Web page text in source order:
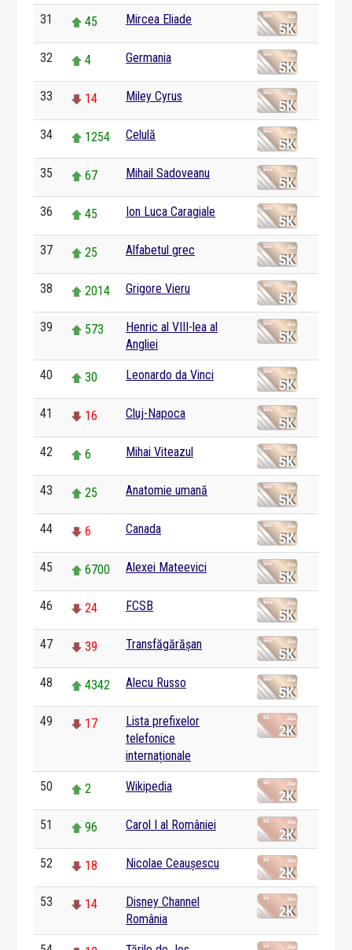
31 45 Mircea Eliade
32 4 Germania
33 14 Miley Cyrus
34 1254 Celulă
35 67 Mihail Sadoveanu
36 45 Ion Luca Caragiale
37 25 Alfabetul grec
38 2014 Grigore Vieru
39 573
Henric al VIII-lea al
Angliei
40 30 Leonardo da Vinci
41 16 Cluj-Napoca
42 6 Mihai Viteazul
43 25 Anatomie umană
44 6 Canada
45 6700 Alexei Mateevici
46 24 FCSB
47 39 Transfăgărășan
48 4342 Alecu Russo
49 17
Lista prefixelor
telefonice
internaționale
50 2 Wikipedia
51 96 Carol I al României
52 18 Nicolae Ceaușescu
53 14
Disney Channel
România